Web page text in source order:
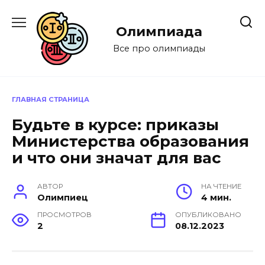
содержанию
Олимпиада
Все про олимпиады
ГЛАВНАЯ СТРАНИЦА
Будьте в курсе: приказы
Министерства образования
и что они значат для вас
АВТОР
Олимпиец
НА ЧТЕНИЕ
4 мин.
ПРОСМОТРОВ
2
ОПУБЛИКОВАНО
08.12.2023